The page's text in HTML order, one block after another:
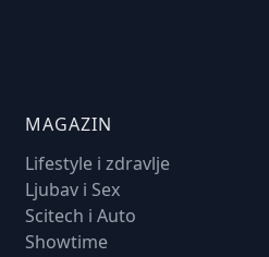
MAGAZIN
Lifestyle i zdravlje
Ljubav i Sex
Scitech i Auto
Showtime